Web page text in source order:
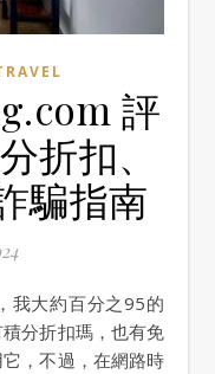
評
折扣、
騙指南
分折扣瑪，也有免
，不過，在網路時